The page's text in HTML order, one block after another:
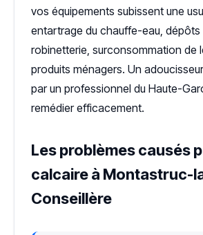
vos équipements subissent une
entartrage du chauffe-eau, dépôts
robinetterie, surconsommation de
produits ménagers. Un
par un professionnel du Haute-
remédier efficacement.
Les problèmes causés
calcaire à Montastruc-
Conseillère